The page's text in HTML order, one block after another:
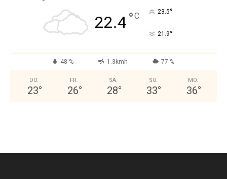
22.4°C 23.5°
21.9°
48 % 1.3kmh 77 %
DO.
23°
FR.
26°
SA.
28°
SO.
33°
MO.
36°